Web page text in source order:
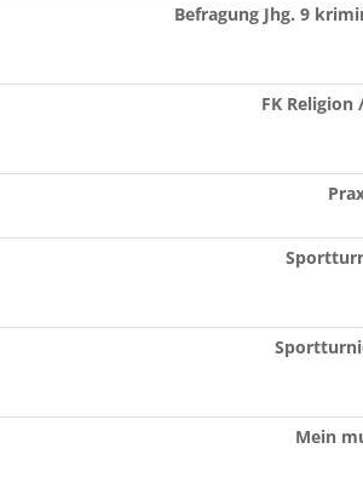
Befragung Jhg. 9
FK
Mein